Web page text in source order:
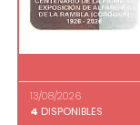
13/08/2026
4 DISPONIBLES